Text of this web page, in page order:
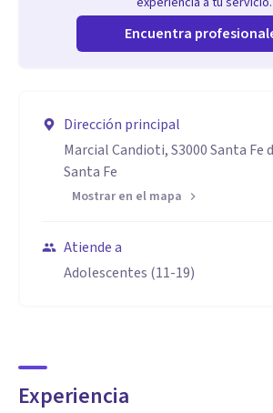
Encuentra
Dirección principal
Marcial Candioti, S3000 Santa Fe
Santa Fe
Mostrar en el mapa
Atiende a
Adolescentes (11-19)
Experiencia